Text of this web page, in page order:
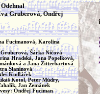
Gruberová, Ondřej
Fucimanová, Karolina
Šárka Ničová
Hradská, Jana Popelková,
a Jana Zitterbartová
Slaninová
Kudláček
Kotol, Peter Múdry,
Jan Zemánek
Ondřej Fuciman